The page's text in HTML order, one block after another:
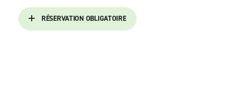
RÉSERVATION OBLIGATOIRE